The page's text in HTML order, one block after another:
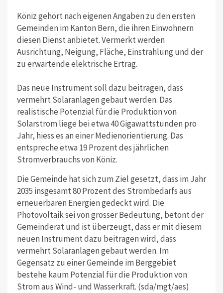
Köniz gehört nach eigenen Angaben zu den ersten
Gemeinden im Kanton Bern, die ihren Einwohnern
diesen Dienst anbietet. Vermerkt werden
Ausrichtung, Neigung, Fläche, Einstrahlung und der
zu erwartende elektrische Ertrag.
Das neue Instrument soll dazu beitragen, dass
vermehrt Solaranlagen gebaut werden. Das
realistische Potenzial für die Produktion von
Solarstrom liege bei etwa 40 Gigawattstunden pro
Jahr, hiess es an einer Medienorientierung. Das
entspreche etwa 19 Prozent des jährlichen
Stromverbrauchs von Köniz.
Die Gemeinde hat sich zum Ziel gesetzt, dass im Jahr
2035 insgesamt 80 Prozent des Strombedarfs aus
erneuerbaren Energien gedeckt wird. Die
Photovoltaik sei von grosser Bedeutung, betont der
Gemeinderat und ist überzeugt, dass er mit diesem
neuen Instrument dazu beitragen wird, dass
vermehrt Solaranlagen gebaut werden. Im
Gegensatz zu einer Gemeinde im Berggebiet
bestehe kaum Potenzial für die Produktion von
Strom aus Wind- und Wasserkraft. (sda/mgt/aes)